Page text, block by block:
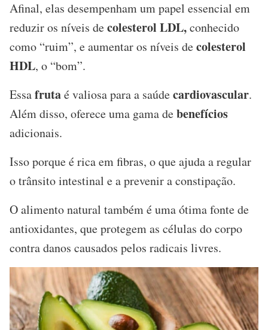
Afinal, elas desempenham um papel essencial em
reduzir os níveis decolesterol LDL,conhecido
como “ruim”, e aumentar os níveis decolesterol
HDL, o “bom”.
Essafrutaé valiosa para a saúdecardiovascular.
Além disso, oferece uma gama debenefícios
adicionais.
Isso porque é rica em fibras, o que ajuda a regular
o trânsito intestinal e a prevenir a constipação.
O alimento natural também é uma ótima fonte de
antioxidantes, que protegem as células do corpo
contra danos causados pelos radicais livres.